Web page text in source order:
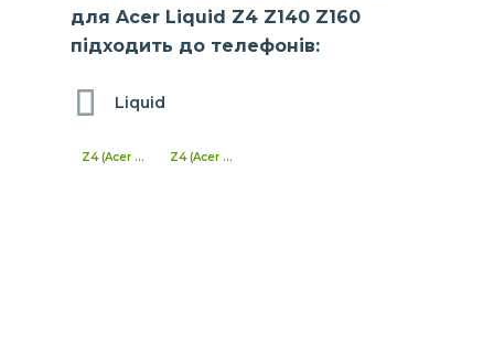
для Acer Liquid Z4 Z140 Z160
підходить до телефонів:
Liquid
Z4 (Acer Z140) Z4 (Acer Z160)